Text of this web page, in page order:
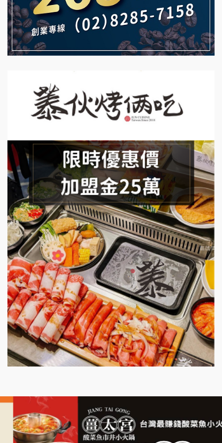
日十。早午食加盟說明會
拾鑶火鍋加盟說明會
珍好味臭臭鍋加盟說明會
藍象廷泰式火鍋加盟說明會
上宇林加盟說明會
莫尼早餐Morni加盟說明會
手作功夫茶加盟說明會
SHARE TEA歇腳亭加盟說明會
潮味決-湯滷專門店加盟說明會
鬍子茶加盟說明會
鮮茶道加盟說明會
微風亭鐵板燒加盟說明會
漫步藍咖啡加盟說明會
明石章魚燒加盟說明會
出櫃加盟說明會
千香漢堡加盟說明會
拉亞漢堡加盟說明會
杜芳子古味茶鋪加盟說明會